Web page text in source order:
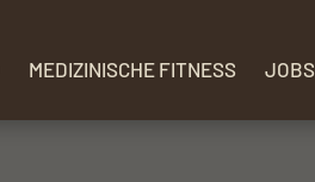
MEDIZINISCHE FITNESS JOBS